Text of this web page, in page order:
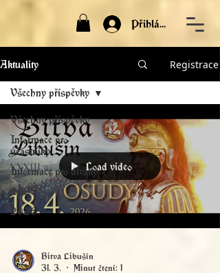
Přihlásit
Aktuality Registrace
Všechny příspěvky
Informace pro
účastníky
Informace pro diváky
2025
2026
Všechny příspěvky
Load video
Bitva Libušín
31. 3.
Minut čtení: 1